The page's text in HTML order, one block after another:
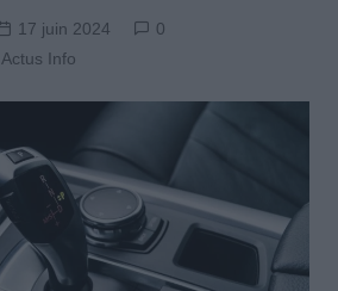
17 juin 2024
0
Actus Info